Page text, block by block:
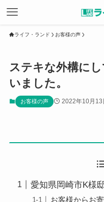
ライフ・ランド お客様の声
ステキな外構に
いました。
お客様の声 2022年10月13
愛知県岡崎市K様
お客様からお